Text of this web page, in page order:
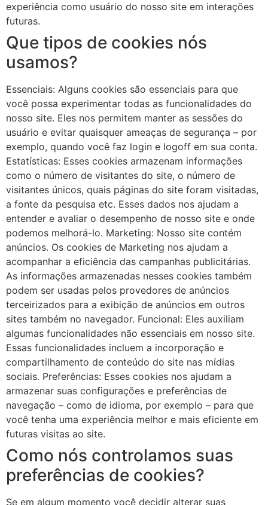
experiência como usuário do nosso site em interações
futuras.
Que tipos de cookies nós
usamos?
Essenciais: Alguns cookies são essenciais para que
você possa experimentar todas as funcionalidades do
nosso site. Eles nos permitem manter as sessões do
usuário e evitar quaisquer ameaças de segurança – por
exemplo, quando você faz login e logoff em sua conta.
Estatísticas: Esses cookies armazenam informações
como o número de visitantes do site, o número de
visitantes únicos, quais páginas do site foram visitadas,
a fonte da pesquisa etc. Esses dados nos ajudam a
entender e avaliar o desempenho de nosso site e onde
podemos melhorá-lo. Marketing: Nosso site contém
anúncios. Os cookies de Marketing nos ajudam a
acompanhar a eficiência das campanhas publicitárias.
As informações armazenadas nesses cookies também
podem ser usadas pelos provedores de anúncios
terceirizados para a exibição de anúncios em outros
sites também no navegador. Funcional: Eles auxiliam
algumas funcionalidades não essenciais em nosso site.
Essas funcionalidades incluem a incorporação e
compartilhamento de conteúdo do site nas mídias
sociais. Preferências: Esses cookies nos ajudam a
armazenar suas configurações e preferências de
navegação – como de idioma, por exemplo – para que
você tenha uma experiência melhor e mais eficiente em
futuras visitas ao site.
Como nós controlamos suas
preferências de cookies?
Se em algum momento você decidir alterar suas